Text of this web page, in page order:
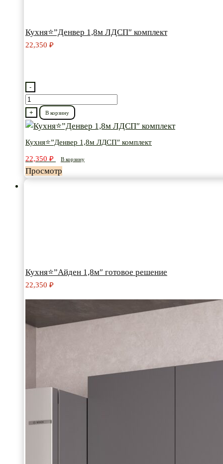
Кухня⭐”Денвер 1,8м ЛДСП″ комплект
22,350 ₽
-
Количество
товара
Кухня⭐”Денвер
ЛДСП″
комплект
+ В корзину
Кухня⭐”Денвер 1,8м ЛДСП″ комплект
22,350 ₽ В корзину
Просмотр
Кухня⭐”Айден 1,8м″ готовое решение
22,350 ₽